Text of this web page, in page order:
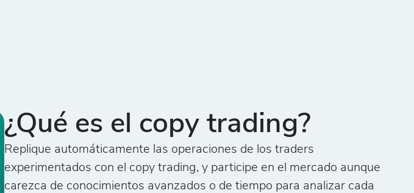
¿Qué es el copy trading?
Replique automáticamente las operaciones de los traders
experimentados con el copy trading, y participe en el mercado aunque
carezca de conocimientos avanzados o de tiempo para analizar cada